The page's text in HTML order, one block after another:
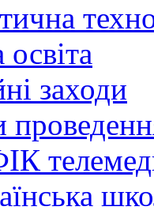
заходи